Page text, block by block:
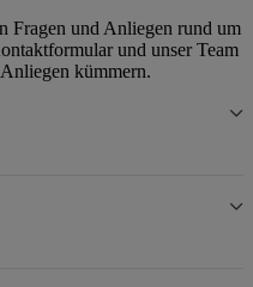
Fragen und Anliegen rund um
und unser Team
kümmern.